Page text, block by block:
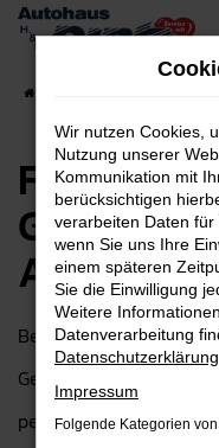
Zum
springen
Ford
Angebote
Bei Autohaus H&H
Gelnhausen finden Sie
perfekte Wahl für alle,
Wir nutzen Cookies,
Nutzung unserer
Kommunikation mit
berücksichtigen
verarbeiten Daten für
wenn Sie uns Ihre
einem späteren
Sie die Einwilligung
Weitere
Datenverarbeitung
Datenschutzerklärung
Impressum
Folgende Kategorien